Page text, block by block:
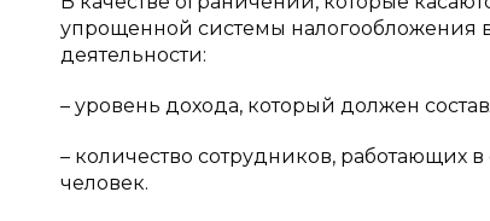
упрощенной системы налогообложения
деятельности:
– уровень дохода, который должен
– количество сотрудников, работающих
человек.